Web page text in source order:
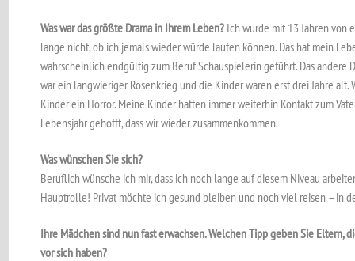
Was war das größte Drama in Ihrem Leben? Ich wurde mit 13 Jahren von
lange nicht, ob ich jemals wieder würde laufen können. Das hat mein
wahrscheinlich endgültig zum Beruf Schauspielerin geführt. Das andere
war ein langwieriger Rosenkrieg und die Kinder waren erst drei Jahre alt.
Kinder ein Horror. Meine Kinder hatten immer weiterhin Kontakt zum
Lebensjahr gehofft, dass wir wieder zusammenkommen.
Was wünschen Sie sich?
Beruflich wünsche ich mir, dass ich noch lange auf diesem Niveau
Hauptrolle! Privat möchte ich gesund bleiben und noch viel reisen – in
Ihre Mädchen sind nun fast erwachsen. Welchen Tipp geben Sie Eltern,
vor sich haben?